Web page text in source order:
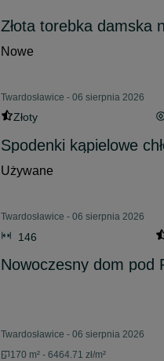
Złota torebka damska
Nowe
Twardosławice - 06 sierpnia 2026
Złoty
Spodenki kąpielowe
Używane
Twardosławice - 06 sierpnia 2026
146
Nowoczesny dom pod
Twardosławice - 06 sierpnia 2026
170 m² - 6464.71 zł/m²